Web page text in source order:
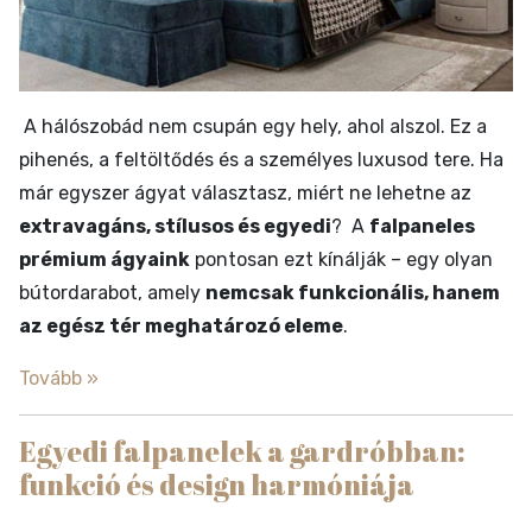
A hálószobád nem csupán egy hely, ahol alszol. Ez a
pihenés, a feltöltődés és a személyes luxusod tere. Ha
már egyszer ágyat választasz, miért ne lehetne az
extravagáns, stílusos és egyedi? A falpaneles
prémium ágyaink pontosan ezt kínálják – egy olyan
bútordarabot, amely nemcsak funkcionális, hanem
az egész tér meghatározó eleme.
Tovább »
Egyedi falpanelek a gardróbban:
funkció és design harmóniája